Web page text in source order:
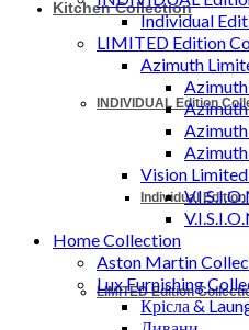
Kitchen Collection
INDIVIDUAL Edition
Individual
LIMITED Edition
Individual
LIMITED Edition
Azimuth
Vision
Home Collection
Aston Martin
Lux Furnishing
Крісла &